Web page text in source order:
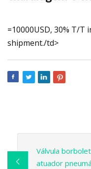
=10000USD, 30% T/T
shipment./td>
Válvula
atuador